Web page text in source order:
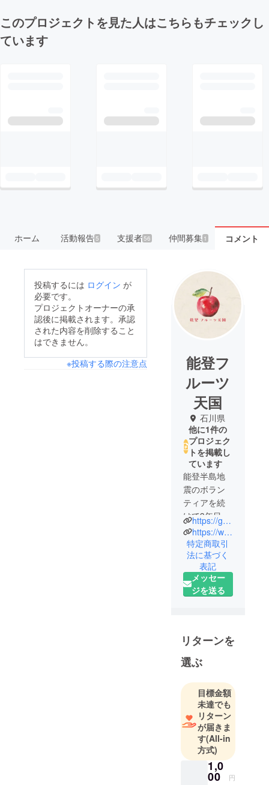
このプロジェクトを見た人はこちらもチェックし
ています
ホーム 活動報告5 支援者56 仲間募集 1 コメント
投稿するには ログイン が
必要です。
プロジェクトオーナーの承
認後に掲載されます。承認
された内容を削除すること
はできません。
※投稿する際の注意点
能登フ
ルーツ
天国
石川県
他に1件の
プロジェク
トを掲載し
ています
能登半島地
震のボラン
ティアを続
けて3年目。
地域の果樹
園を再生さ
せるプロ
ジェクトを
始めまし
た。
https://garden-of-grace.com/
https://www.instagram.com/fruit_heaven2026/
特定商取引
法に基づく
表記
メッセー
ジを送る
リターンを
選ぶ
目標金額
未達でも
リターン
が届きま
す(All-in
方式)
1,0
00 円